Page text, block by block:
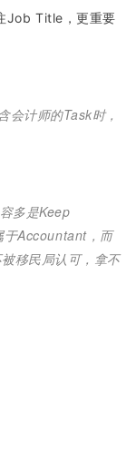
Job Title，更重要
会计师的Task时，
多是Keep
Accountant，而
移民局认可，拿不